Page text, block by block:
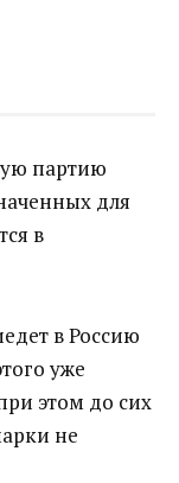
партию
для
в
в Россию
уже
этом до сих
не